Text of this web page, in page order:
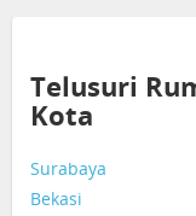
Telusuri
Kota
Surabaya
Bekasi